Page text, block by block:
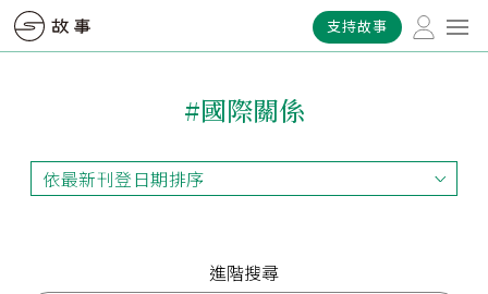
支持故事
#國際關係
依最新刊登日期排序
依最新刊登日期排序
進階搜尋